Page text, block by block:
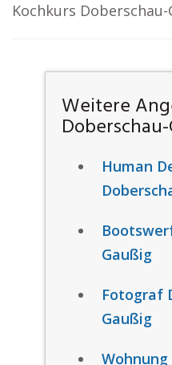
Kochkurs Doberschau-
Weitere
Human
Gaußig
Fotograf
Gaußig